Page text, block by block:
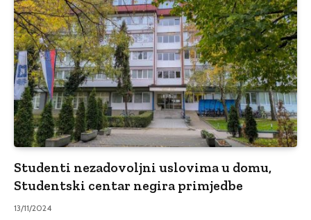
Studenti nezadovoljni uslovima u domu,
Studentski centar negira primjedbe
13/11/2024